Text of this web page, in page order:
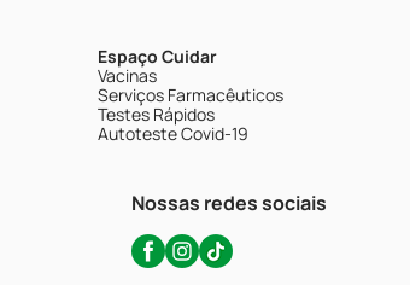
Espaço Cuidar
Vacinas
Serviços Farmacêuticos
Testes Rápidos
Autoteste Covid-19
Nossas redes sociais